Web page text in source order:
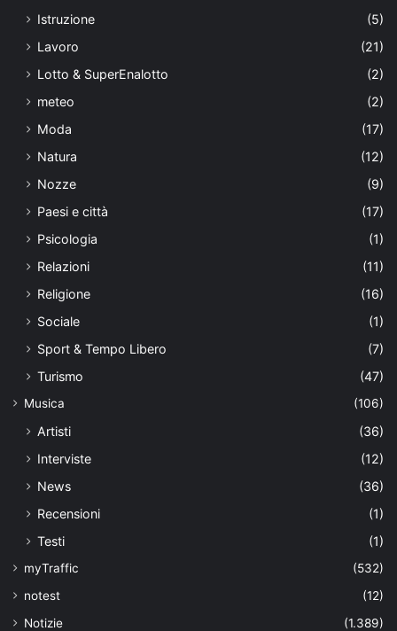
Istruzione
(5)
Lavoro
(21)
Lotto & SuperEnalotto
(2)
meteo
(2)
Moda
(17)
Natura
(12)
Nozze
(9)
Paesi e città
(17)
Psicologia
(1)
Relazioni
(11)
Religione
(16)
Sociale
(1)
Sport & Tempo Libero
(7)
Turismo
(47)
Musica (106)
Artisti
(36)
Interviste
(12)
News
(36)
Recensioni
(1)
Testi
(1)
myTraffic
(532)
notest
(12)
Notizie
(1.389)